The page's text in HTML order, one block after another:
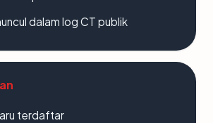
dalam log CT publik
terdaftar